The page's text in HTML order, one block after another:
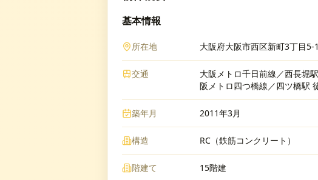
基本情報
所在地 大阪府大阪市西区新町3丁目5-
交通
大阪メトロ千日前線／西長堀
阪メトロ四つ橋線／四ツ橋駅
築年月 2011年3月
構造 RC（鉄筋コンクリート）
階建て 15階建